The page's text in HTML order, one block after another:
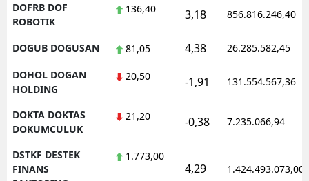
DOFRB DOF
ROBOTIK
136,40 3,18 856.816.246,40
DOGUB DOGUSAN 81,05 4,38 26.285.582,45
DOHOL DOGAN
HOLDING
20,50 -1,91 131.554.567,36
DOKTA DOKTAS
DOKUMCULUK
21,20 -0,38 7.235.066,94
DSTKF DESTEK
FINANS
1.773,00
4,29 1.424.493.073,00